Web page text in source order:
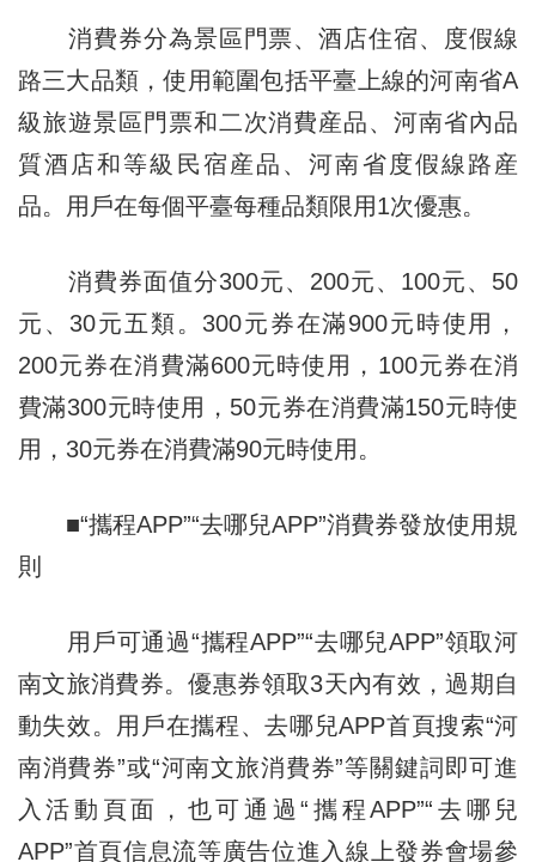
消費券分為景區門票、酒店住宿、度假線
路三大品類，使用範圍包括平臺上線的河南省A
級旅遊景區門票和二次消費産品、河南省內品
質酒店和等級民宿産品、河南省度假線路産
品。用戶在每個平臺每種品類限用1次優惠。
消費券面值分300元、200元、100元、50
元、30元五類。300元券在滿900元時使用，
200元券在消費滿600元時使用，100元券在消
費滿300元時使用，50元券在消費滿150元時使
用，30元券在消費滿90元時使用。
■“攜程APP”“去哪兒APP”消費券發放使用規
則
用戶可通過“攜程APP”“去哪兒APP”領取河
南文旅消費券。優惠券領取3天內有效，過期自
動失效。用戶在攜程、去哪兒APP首頁搜索“河
南消費券”或“河南文旅消費券”等關鍵詞即可進
入活動頁面，也可通過“攜程APP”“去哪兒
APP”首頁信息流等廣告位進入線上發券會場參